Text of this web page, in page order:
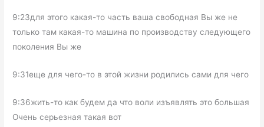
9:23для этого какая-то часть ваша свободная Вы же не
только там какая-то машина по производству следующего
поколения Вы же
9:31еще для чего-то в этой жизни родились сами для чего
9:36жить-то как будем да что воли изъявлять это большая
Очень серьезная такая вот